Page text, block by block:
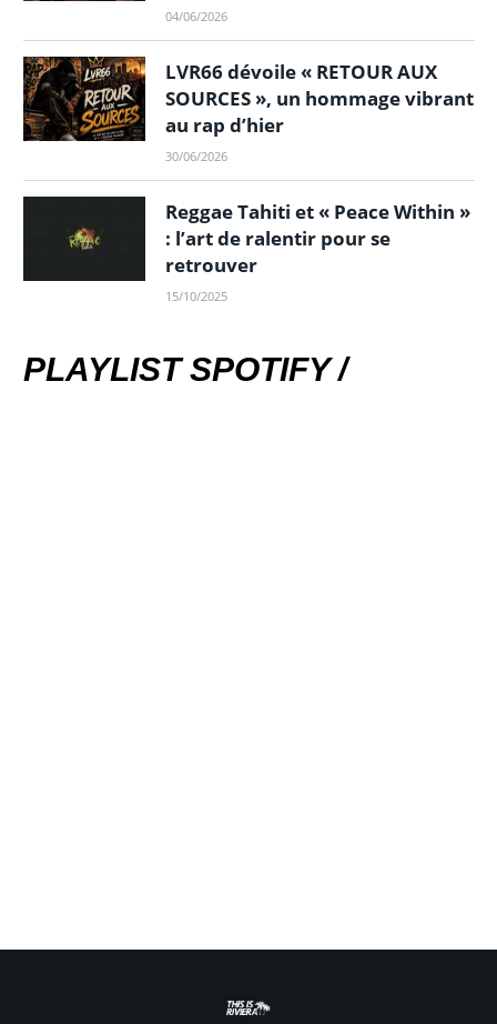
04/06/2026
LVR66 dévoile « RETOUR AUX
SOURCES », un hommage vibrant
au rap d’hier
30/06/2026
Reggae Tahiti et « Peace Within »
: l’art de ralentir pour se
retrouver
15/10/2025
PLAYLIST SPOTIFY /